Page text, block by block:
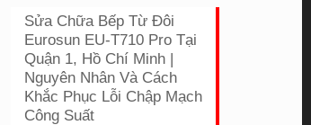
Sửa Chữa Bếp Từ Đôi
Eurosun EU-T710 Pro Tại
Quận 1, Hồ Chí Minh |
Nguyên Nhân Và Cách
Khắc Phục Lỗi Chập Mạch
Công Suất